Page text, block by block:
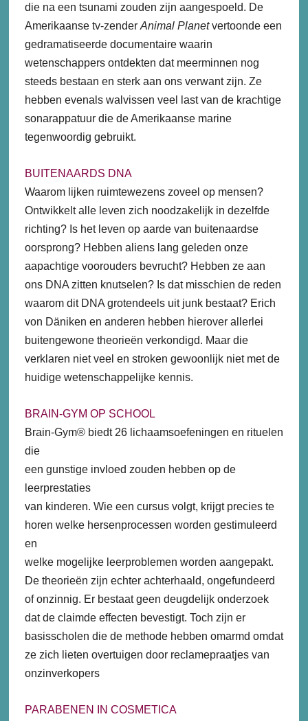
die na een tsunami zouden zijn aangespoeld. De
Amerikaanse tv-zender Animal Planetvertoonde een
gedramatiseerde documentaire waarin
wetenschappers ontdekten dat meerminnen nog
steeds bestaan en sterk aan ons verwant zijn. Ze
hebben evenals walvissen veel last van de krachtige
sonarappatuur die de Amerikaanse marine
tegenwoordig gebruikt.
BUITENAARDS DNA
Waarom lijken ruimtewezens zoveel op mensen?
Ontwikkelt alle leven zich noodzakelijk in dezelfde
richting? Is het leven op aarde van buitenaardse
oorsprong? Hebben aliens lang geleden onze
aapachtige voorouders bevrucht? Hebben ze aan
ons DNA zitten knutselen? Is dat misschien de reden
waarom dit DNA grotendeels uit junk bestaat? Erich
von Däniken en anderen hebben hierover allerlei
buitengewone theorieën verkondigd. Maar die
verklaren niet veel en stroken gewoonlijk niet met de
huidige wetenschappelijke kennis.
BRAIN-GYM OP SCHOOL
Brain-Gym® biedt 26 lichaamsoefeningen en rituelen
die
een gunstige invloed zouden hebben op de
leerprestaties
van kinderen. Wie een cursus volgt, krijgt precies te
horen welke hersenprocessen worden gestimuleerd
en
welke mogelijke leerproblemen worden aangepakt.
De theorieën zijn echter achterhaald, ongefundeerd
of onzinnig. Er bestaat geen deugdelijk onderzoek
dat de claimde effecten bevestigt. Toch zijn er
basisscholen die de methode hebben omarmd omdat
ze zich lieten overtuigen door reclamepraatjes van
onzinverkopers
PARABENEN IN COSMETICA